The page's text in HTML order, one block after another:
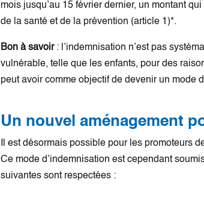
mois jusqu’au 15 février dernier, un montant
de la santé et de la prévention (article 1)*.
Bon à savoir: l’indemnisation n’est pas
vulnérable, telle que les enfants, pour des
peut avoir comme objectif de devenir un mode
Un nouvel aménagement
Il est désormais possible pour les promoteurs
Ce mode d’indemnisation est cependant
suivantes sont respectées :